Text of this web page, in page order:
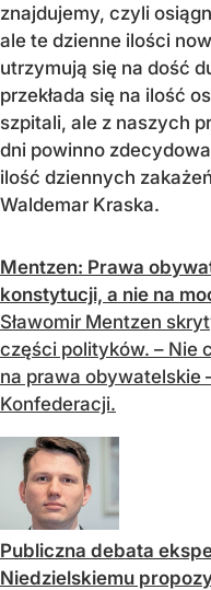
znajdujemy, czyli
ale te dzienne ilości
utrzymują się na dość
przekłada się na ilość
szpitali, ale z naszych
dni powinno
ilość dziennych
Waldemar Kraska.
Mentzen: Prawa
konstytucji, a nie na
Sławomir Mentzen
części polityków. – Nie
na prawa obywatelskie
Konfederacji.
Publiczna debata
Niedzielskiemu